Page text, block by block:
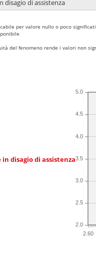
disagio di assistenza
per valore nullo o poco
del fenomeno rende i valori non
disagio di assistenza
2.60
2.0
2.5
3.0
3.5
4.0
4.5
5.0